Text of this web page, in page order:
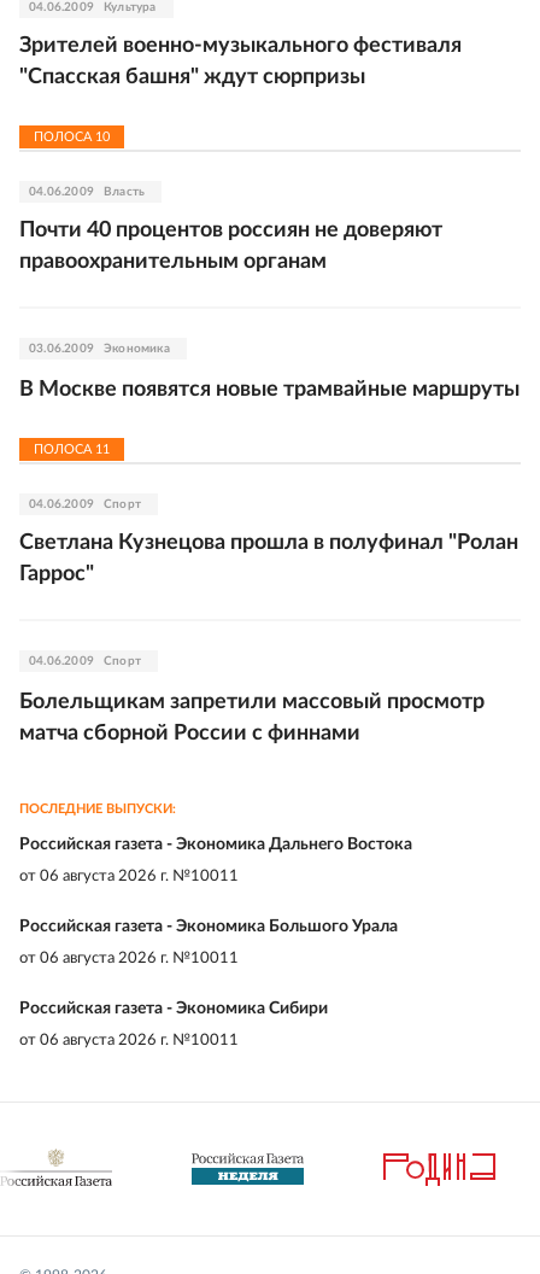
04.06.2009 Культура
Зрителей военно-музыкального фестиваля
"Спасская башня" ждут сюрпризы
ПОЛОСА 10
04.06.2009 Власть
Почти 40 процентов россиян не доверяют
правоохранительным органам
03.06.2009 Экономика
В Москве появятся новые трамвайные маршруты
ПОЛОСА 11
04.06.2009 Спорт
Светлана Кузнецова прошла в полуфинал "Ролан
Гаррос"
04.06.2009 Спорт
Болельщикам запретили массовый просмотр
матча сборной России с финнами
ПОСЛЕДНИЕ ВЫПУСКИ:
Российская газета - Экономика Дальнего Востока
от 06 августа 2026 г. №10011
Российская газета - Экономика Большого Урала
от 06 августа 2026 г. №10011
Российская газета - Экономика Сибири
от 06 августа 2026 г. №10011